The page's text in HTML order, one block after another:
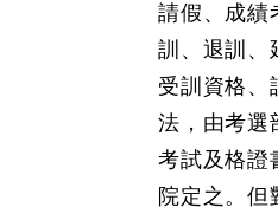
請假、成績
訓、退訓、
受訓資格、
法，由考選
考試及格證
院定之。但